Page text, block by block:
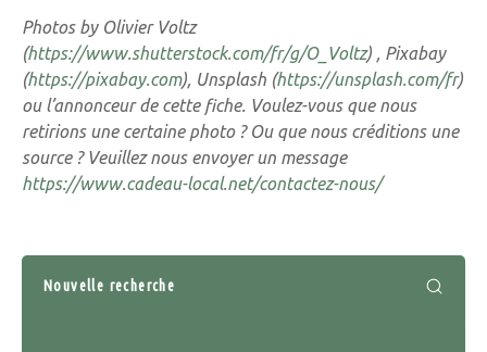
Photos by Olivier Voltz
(https://www.shutterstock.com/fr/g/O_Voltz) , Pixabay
(https://pixabay.com), Unsplash (https://unsplash.com/fr)
ou l’annonceur de cette fiche. Voulez-vous que nous
retirions une certaine photo ? Ou que nous créditions une
source ? Veuillez nous envoyer un message
https://www.cadeau-local.net/contactez-nous/
Nouvelle recherche